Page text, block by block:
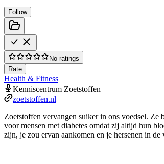
Follow
No ratings
Rate
Health & Fitness
Kenniscentrum Zoetstoffen
zoetstoffen.nl
Zoetstoffen vervangen suiker in ons voedsel.
voor mensen met diabetes omdat zij altijd hun
zijn, je zou ervan aankomen en je hersenen in